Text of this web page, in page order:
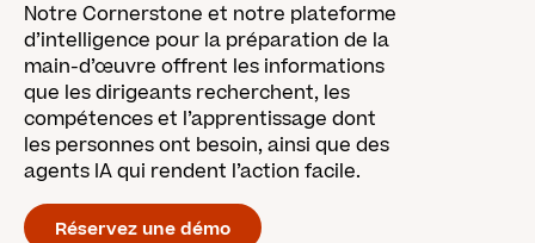
Notre Cornerstone et notre plateforme
d’intelligence pour la préparation de la
main-d’œuvre offrent les informations
que les dirigeants recherchent, les
compétences et l’apprentissage dont
les personnes ont besoin, ainsi que des
agents IA qui rendent l’action facile.
Réservez une démo